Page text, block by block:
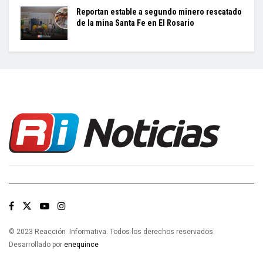
Reportan estable a segundo minero rescatado
de la mina Santa Fe en El Rosario
© 2023 Reacción Informativa. Todos los derechos reservados.
Desarrollado por enequince